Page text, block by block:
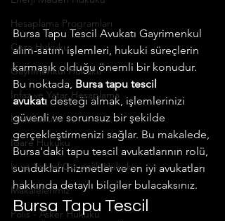
Hesaplama Programları
Ceza Hukuku
Gayrimenkul Hukuku
İnfaz ve Yatar Hesaplama
İcra Hukuku
İdare Hukuku
İş ve Sosyal Güvenlik Hukuku
Makalelerimiz
Polis - Asker Hukuku
Bursa Tapu Tescil Avukatı Gayrimenkul
alım-satım işlemleri, hukuki süreçlerin
karmaşık olduğu önemli bir konudur.
Bu noktada, Bursa tapu tescil
avukatı desteği almak, işlemlerinizi
güvenli ve sorunsuz bir şekilde
gerçekleştirmenizi sağlar. Bu makalede,
Bursa'daki tapu tescil avukatlarının rolü,
sundukları hizmetler ve en iyi avukatları
hakkında detaylı bilgiler bulacaksınız.
Bursa Tapu Tescil